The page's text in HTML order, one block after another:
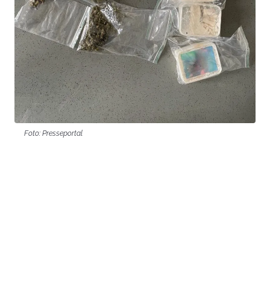
Foto: Presseportal